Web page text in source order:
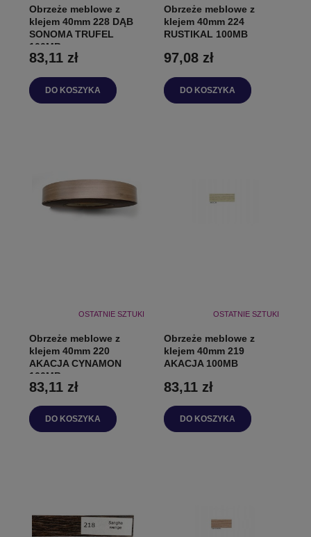
Obrzeże meblowe z
klejem 40mm 228 DĄB
SONOMA TRUFEL
100MB
83,11 zł
DO KOSZYKA
Obrzeże meblowe z
klejem 40mm 224
RUSTIKAL 100MB
97,08 zł
DO KOSZYKA
OSTATNIE SZTUKI
Obrzeże meblowe z
klejem 40mm 220
AKACJA CYNAMON
100MB
83,11 zł
DO KOSZYKA
OSTATNIE SZTUKI
Obrzeże meblowe z
klejem 40mm 219
AKACJA 100MB
83,11 zł
DO KOSZYKA